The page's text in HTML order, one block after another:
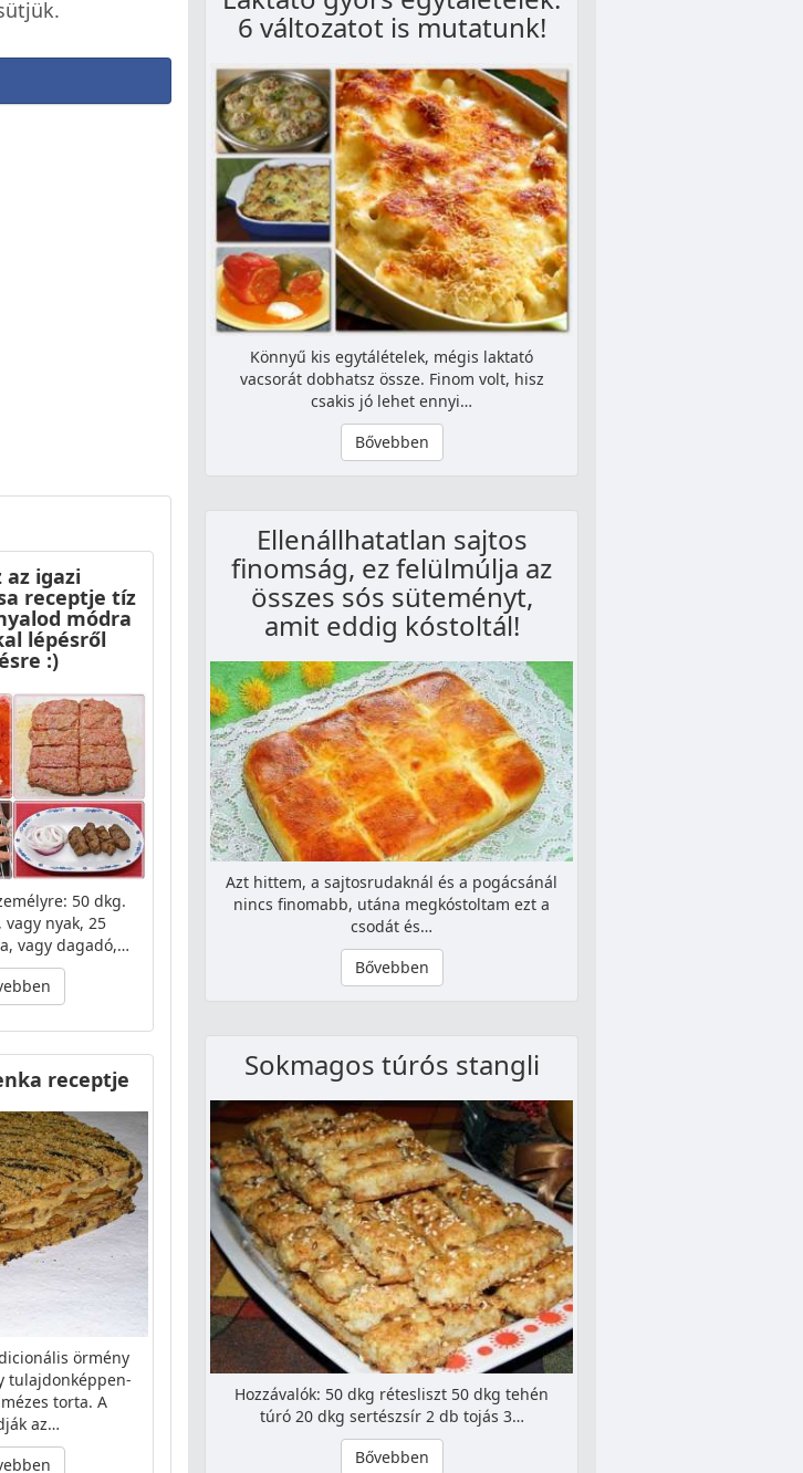
az igazi
receptje tíz
módra
lépésről
:)
50 dkg.
nyak, 25
vagy dagadó,…
receptje
örmény
tulajdonképpen-
torta. A
az…
6 változatot is mutatunk!
Könnyű kis egytálételek, mégis laktató
vacsorát dobhatsz össze. Finom volt, hisz
csakis jó lehet ennyi…
Bővebben
Ellenállhatatlan sajtos
finomság, ez felülmúlja az
összes sós süteményt,
amit eddig kóstoltál!
Azt hittem, a sajtosrudaknál és a pogácsánál
nincs finomabb, utána megkóstoltam ezt a
csodát és…
Bővebben
Sokmagos túrós stangli
Hozzávalók: 50 dkg rétesliszt 50 dkg tehén
túró 20 dkg sertészsír 2 db tojás 3…
Bővebben